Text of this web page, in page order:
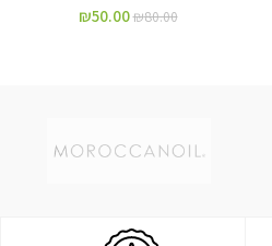
₪80.00
₪50.00